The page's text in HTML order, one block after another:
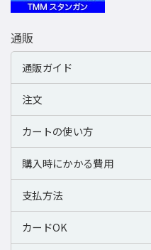
通販
通販ガイド
注文
カートの使い方
購入時にかかる費用
支払方法
カードOK